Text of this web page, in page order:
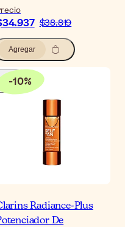
$38.819
Agregar
-10%
Radiance-Plus
De